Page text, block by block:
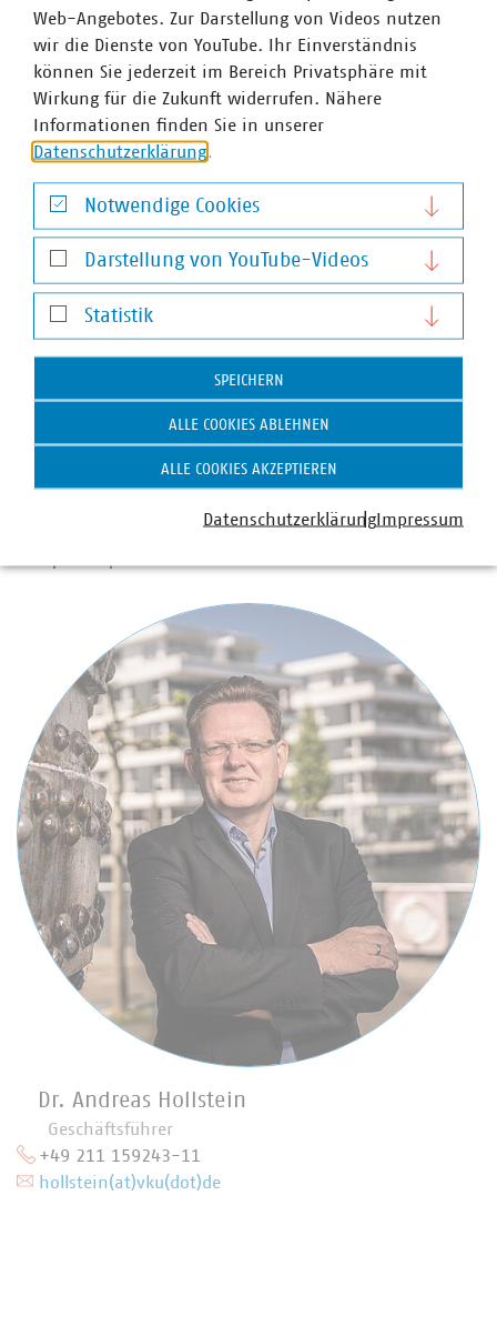
Den Abschluss bildete eine Diskussion zu der in Arbeit
befindlichen neuen Wasserstrategie des Landes NRW
unter Beteiligung von Matthias Börger, Abteilungsleiter
im Ministerium für Umwelt, Naturschutz und Verkehr,
Prof. Dr. Thomas Hoffmann, Geschäftsführer der EWR
GELSENWASSER und Peter Massaeus von PwC.
Das Fazit zog zum Schluss der stellvertretende Vorsitzende
die zahlreiche Teilnahme, die vielen interessanten
Gespräche, mahnte aber zugleich auch, dass für die
kommunalen Unternehmen ein großer
Transformationsprozess ansteht. Dieser sei vor allem
gemeinsam gut zu bewältigen.
Dr. Andreas Hollstein
Geschäftsführer
+49 211 159243-11
hollstein(at)vku(dot)de
Web-Angebotes. Zur Darstellung von Videos nutzen
wir die Dienste von YouTube. Ihr Einverständnis
können Sie jederzeit im Bereich Privatsphäre mit
Wirkung für die Zukunft widerrufen. Nähere
Informationen finden Sie in unserer
Datenschutzerklärung
Notwendige Cookies
Notwendige Cookies
Darstellung von YouTube-Videos
Darstellung von YouTube-Videos
Statistik
Statistik
SPEICHERN
ALLE COOKIES ABLEHNEN
ALLE COOKIES AKZEPTIEREN
DatenschutzerklärungImpressum